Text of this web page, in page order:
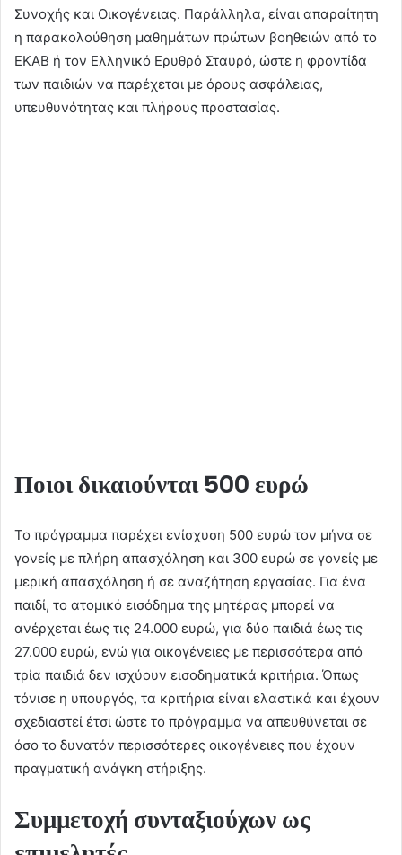
Συνοχής και Οικογένειας. Παράλληλα, είναι απαραίτητη
η παρακολούθηση μαθημάτων πρώτων βοηθειών από το
ΕΚΑΒ ή τον Ελληνικό Ερυθρό Σταυρό, ώστε η φροντίδα
των παιδιών να παρέχεται με όρους ασφάλειας,
υπευθυνότητας και πλήρους προστασίας.
Ποιοι δικαιούνται 500 ευρώ
Το πρόγραμμα παρέχει ενίσχυση 500 ευρώ τον μήνα σε
γονείς με πλήρη απασχόληση και 300 ευρώ σε γονείς με
μερική απασχόληση ή σε αναζήτηση εργασίας. Για ένα
παιδί, το ατομικό εισόδημα της μητέρας μπορεί να
ανέρχεται έως τις 24.000 ευρώ, για δύο παιδιά έως τις
27.000 ευρώ, ενώ για οικογένειες με περισσότερα από
τρία παιδιά δεν ισχύουν εισοδηματικά κριτήρια. Όπως
τόνισε η υπουργός, τα κριτήρια είναι ελαστικά και έχουν
σχεδιαστεί έτσι ώστε το πρόγραμμα να απευθύνεται σε
όσο το δυνατόν περισσότερες οικογένειες που έχουν
πραγματική ανάγκη στήριξης.
Συμμετοχή συνταξιούχων ως